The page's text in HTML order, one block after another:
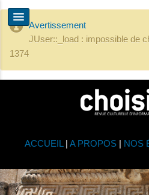
Avertissement
JUser::_load : impossible de
1374
ACCUEIL | A PROPOS| NOS